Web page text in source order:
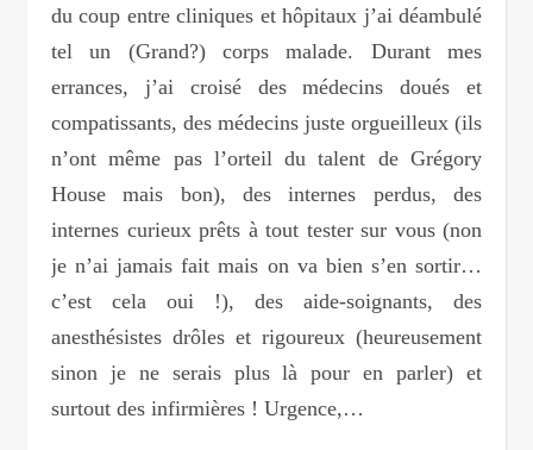
du coup entre cliniques et hôpitaux j’ai déambulé
tel un (Grand?) corps malade. Durant mes
errances, j’ai croisé des médecins doués et
compatissants, des médecins juste orgueilleux (ils
n’ont même pas l’orteil du talent de Grégory
House mais bon), des internes perdus, des
internes curieux prêts à tout tester sur vous (non
je n’ai jamais fait mais on va bien s’en sortir…
c’est cela oui !), des aide-soignants, des
anesthésistes drôles et rigoureux (heureusement
sinon je ne serais plus là pour en parler) et
surtout des infirmières ! Urgence,…